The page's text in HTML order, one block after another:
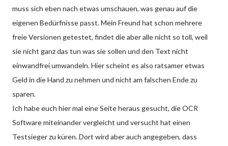
muss sich eben nach etwas umschauen, was genau auf die
eigenen Bedürfnisse passt. Mein Freund hat schon mehrere
freie Versionen getestet, findet die aber alle nicht so toll, weil
sie nicht ganz das tun was sie sollen und den Text nicht
einwandfrei umwandeln. Hier scheint es also ratsamer etwas
Geld in die Hand zu nehmen und nicht am falschen Ende zu
sparen.
Ich habe euch hier mal eine Seite heraus gesucht, die OCR
Software miteinander vergleicht und versucht hat einen
Testsieger zu küren. Dort wird aber auch angegeben, dass